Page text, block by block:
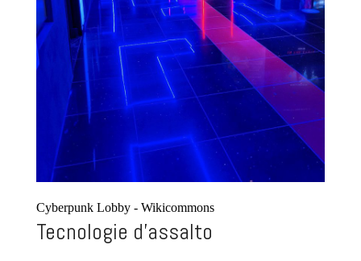
Cyberpunk Lobby - Wikicommons
Tecnologie d’assalto